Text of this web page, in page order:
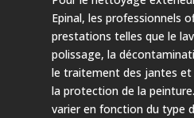
Epinal, les professionnels
prestations telles que le
polissage, la
le traitement des jantes et
la protection de la
varier en fonction du type